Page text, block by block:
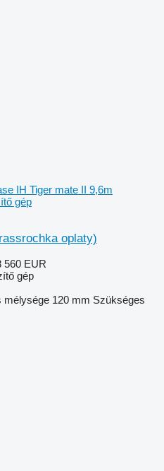
IH Tiger mate II 9,6m
gép
oplaty)
560 EUR
gép
mélysége 120 mm Szükséges